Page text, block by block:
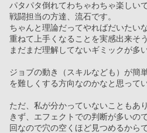
パタパタ倒れてわちゃわちゃ楽しいで
戦闘担当の方達、流石です。
ちゃんと理論だってやればだいたい
重ねて上手くなることを実感出来そう
まだまだ理解してないギミックが多
ジョブの動き（スキルなども）が簡
を難しくする方向なのかなと思ってい
ただ、私が分かっていないこともあ
きず、エフェクトでの判断が多いの
回なので穴の空くほど見つめるから